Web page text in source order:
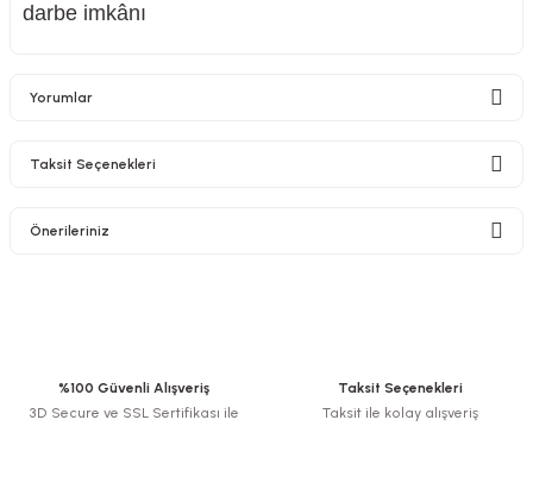
darbe imkânı
Yorumlar
Taksit Seçenekleri
Önerileriniz
Ürün resmi kalitesiz, bozuk veya görüntülenemiyor.
%100 Güvenli Alışveriş
3D Secure ve SSL Sertifikası ile
Taksit Seçenekleri
Taksit ile kolay alışveriş